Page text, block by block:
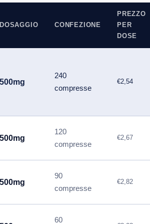
DOSAGGIO CONFEZIONE
PREZZO
PER
DOSE
500mg
240
compresse
€2,54
500mg
120
compresse
€2,67
500mg
90
compresse
€2,82
60